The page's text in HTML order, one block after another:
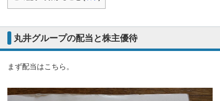
丸井グループの配当と株主優待
まず配当はこちら。